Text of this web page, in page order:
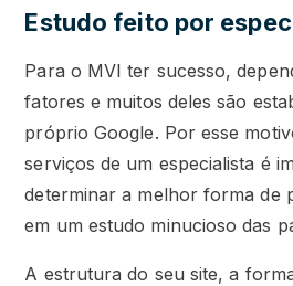
Estudo feito por
Para o MVI ter sucesso,
fatores e muitos deles são
próprio Google. Por esse
serviços de um especialista é
determinar a melhor forma de
em um estudo minucioso das
A estrutura do seu site, a